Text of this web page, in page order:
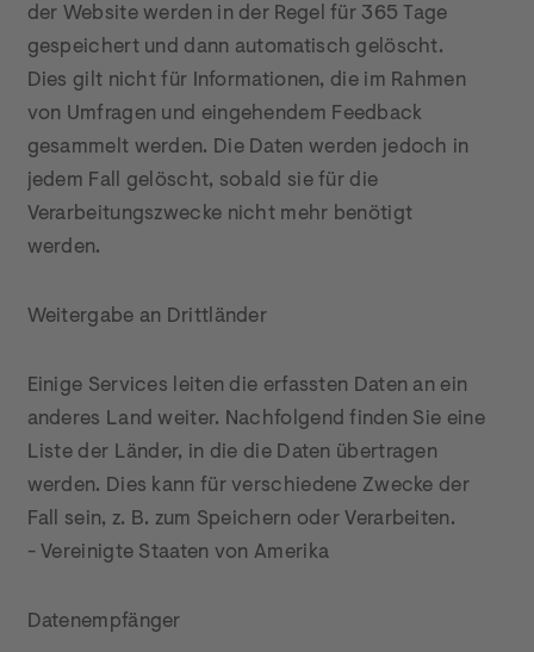
der Website werden in der Regel für 365 Tage
gespeichert und dann automatisch gelöscht.
Dies gilt nicht für Informationen, die im Rahmen
von Umfragen und eingehendem Feedback
gesammelt werden. Die Daten werden jedoch in
jedem Fall gelöscht, sobald sie für die
Verarbeitungszwecke nicht mehr benötigt
werden.
Weitergabe an Drittländer
Einige Services leiten die erfassten Daten an ein
anderes Land weiter. Nachfolgend finden Sie eine
Liste der Länder, in die die Daten übertragen
werden. Dies kann für verschiedene Zwecke der
Fall sein, z. B. zum Speichern oder Verarbeiten.
- Vereinigte Staaten von Amerika
Datenempfänger